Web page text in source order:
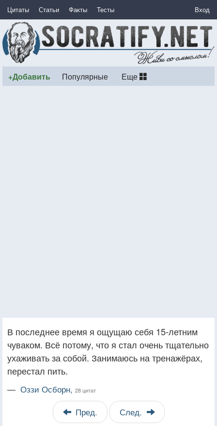
Цитаты Статьи Факты Тесты Вход
+Добавить Популярные Еще
В последнее время я ощущаю себя 15-летним
чуваком. Всё потому, что я стал очень тщательно
ухаживать за собой. Занимаюсь на тренажёрах,
перестал пить.
— Оззи Осборн, 28 цитат
Пред. След.